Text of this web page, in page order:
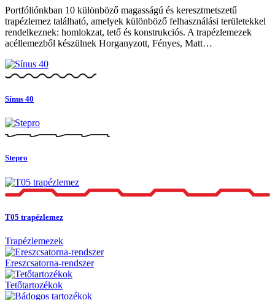
Portfóliónkban 10 különböző magasságú és keresztmetszetű
trapézlemez található, amelyek különböző felhasználási területekkel
rendelkeznek: homlokzat, tető és konstrukciós. A trapézlemezek
acéllemezből készülnek Horganyzott, Fényes, Matt…
Sínus 40
Stepro
T05 trapézlemez
Trapézlemezek
Ereszcsatorna-rendszer
Tetőtartozékok